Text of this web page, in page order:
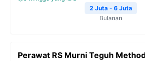
2 Juta - 6 Juta
Bulanan
Perawat RS Murni Teguh